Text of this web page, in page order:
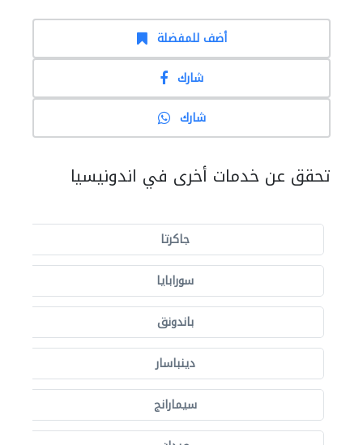
أضف للمفضلة
شارك
شارك
تحقق عن خدمات أخرى في اندونيسيا
جاكرتا
سورابايا
باندونق
دينباسار
سيمارانج